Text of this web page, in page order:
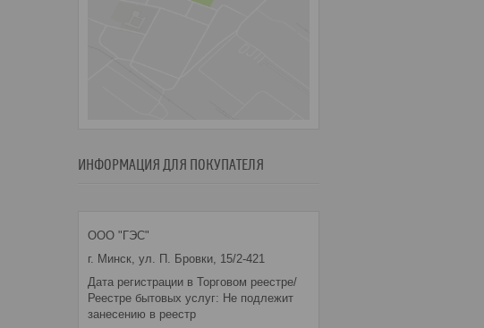
ИНФОРМАЦИЯ ДЛЯ ПОКУПАТЕЛЯ
ООО "ГЭС"
г. Минск, ул. П. Бровки, 15/2-421
Дата регистрации в Торговом реестре/
Реестре бытовых услуг: Не подлежит
занесению в реестр